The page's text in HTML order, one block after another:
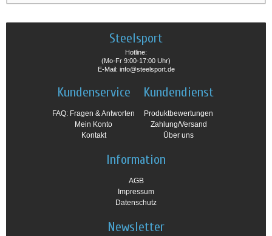
Steelsport
Hotline:
(Mo-Fr 9:00-17:00 Uhr)
E-Mail: info@steelsport.de
Kundenservice
FAQ: Fragen & Antworten
Mein Konto
Kontakt
Kundendienst
Produktbewertungen
Zahlung/Versand
Über uns
Information
AGB
Impressum
Datenschutz
Newsletter